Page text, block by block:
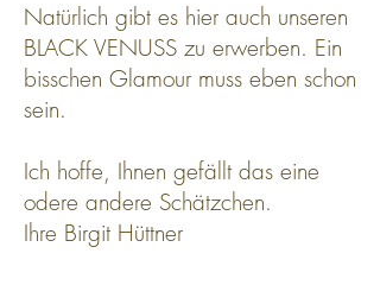
Natürlich gibt es hier auch unseren
BLACK VENUSS zu erwerben. Ein
bisschen Glamour muss eben schon
sein.
Ich hoffe, Ihnen gefällt das eine
odere andere Schätzchen.
Ihre Birgit Hüttner